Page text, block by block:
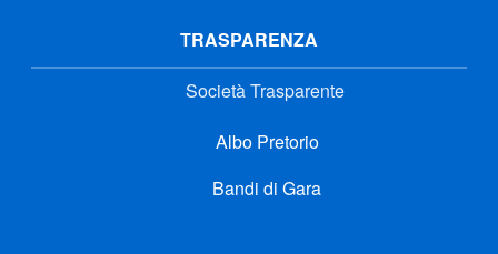
TRASPARENZA
Società Trasparente
Albo Pretorio
Bandi di Gara